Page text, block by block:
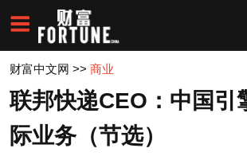
财富中文网 >> 商业
联邦快递CEO：中国引
际业务（节选）